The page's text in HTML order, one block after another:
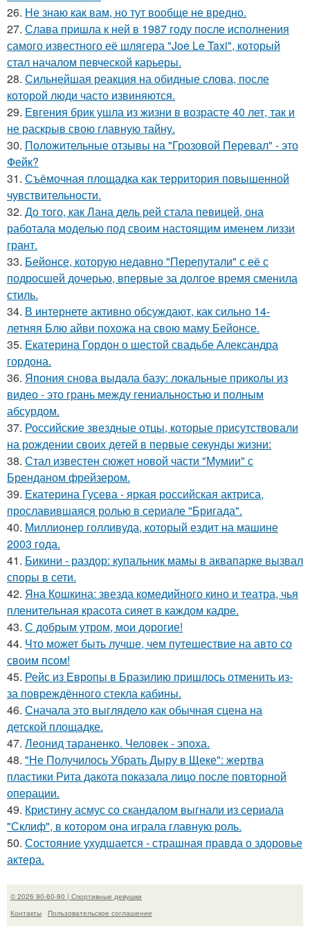
26. Не знаю как вам, но тут вообще не вредно.
27. Слава пришла к ней в 1987 году после исполнения
самого известного её шлягера "Joe Le Taxi", который
стал началом певческой карьеры.
28. Сильнейшая реакция на обидные слова, после
которой люди часто извиняются.
29. Евгения брик ушла из жизни в возрасте 40 лет, так и
не раскрыв свою главную тайну.
30. Положительные отзывы на "Грозовой Перевал" - это
Фейк?
31. Съёмочная площадка как территория повышенной
чувствительности.
32. До того, как Лана дель рей стала певицей, она
работала моделью под своим настоящим именем лиззи
грант.
33. Бейонсе, которую недавно "Перепутали" с её с
подросшей дочерью, впервые за долгое время сменила
стиль.
34. В интернете активно обсуждают, как сильно 14-
летняя Блю айви похожа на свою маму Бейонсе.
35. Екатерина Гордон о шестой свадьбе Александра
гордона.
36. Япония снова выдала базу: локальные приколы из
видео - это грань между гениальностью и полным
абсурдом.
37. Российские звездные отцы, которые присутствовали
на рождении своих детей в первые секунды жизни:
38. Стал известен сюжет новой части "Мумии" с
Бренданом фрейзером.
39. Екатерина Гусева - яркая российская актриса,
прославившаяся ролью в сериале "Бригада".
40. Миллионер голливуда, который ездит на машине
2003 года.
41. Бикини - раздор: купальник мамы в аквапарке вызвал
споры в сети.
42. Яна Кошкина: звезда комедийного кино и театра, чья
пленительная красота сияет в каждом кадре.
43. С добрым утром, мои дорогие!
44. Что может быть лучше, чем путешествие на авто со
своим псом!
45. Рейс из Европы в Бразилию пришлось отменить из-
за повреждённого стекла кабины.
46. Сначала это выглядело как обычная сцена на
детской площадке.
47. Леонид тараненко. Человек - эпоха.
48. "Не Получилось Убрать Дыру в Щеке": жертва
пластики Рита дакота показала лицо после повторной
операции.
49. Кристину асмус со скандалом выгнали из сериала
"Склиф", в котором она играла главную роль.
50. Состояние ухудшается - страшная правда о здоровье
актера.
© 2026 90-60-90 | Спортивные девушки
Контакты
Пользовательское соглашение